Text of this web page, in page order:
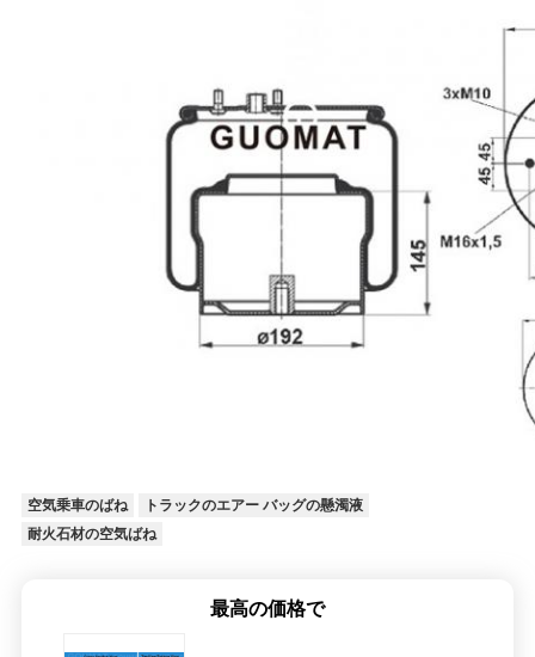
空気乗車のばね
トラックのエアー バッグの懸濁液
耐火石材の空気ばね
最高の価格で